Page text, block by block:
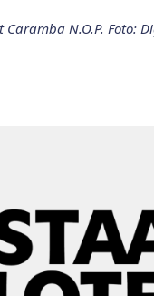
Caramba N.O.P. Foto: